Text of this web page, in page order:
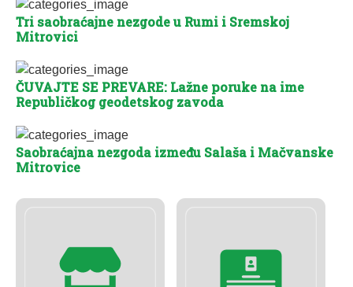
Tri saobraćajne nezgode u Rumi i Sremskoj
Mitrovici
ČUVAJTE SE PREVARE: Lažne poruke na ime
Republičkog geodetskog zavoda
Saobraćajna nezgoda između Salaša i Mačvanske
Mitrovice